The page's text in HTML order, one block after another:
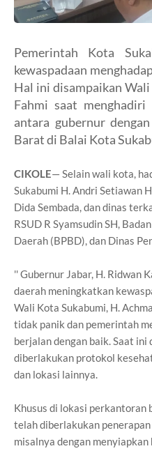
Pemerintah Kota
kewaspadaan
Hal ini disampaikan
Fahmi saat menghadiri
antara gubernur
Barat di Balai Kota
CIKOLE— Selain wali kota,
Sukabumi H. Andri Setiawan
Dida Sembada, dan dinas
RSUD R Syamsudin SH,
Daerah (BPBD), dan Dinas
'' Gubernur Jabar, H. Ridwan
daerah meningkatkan
Wali Kota Sukabumi, H.
tidak panik dan pemerintah
berjalan dengan baik. Saat ini
diberlakukan protokol
dan lokasi lainnya.
Khusus di lokasi perkantoran
telah diberlakukan
misalnya dengan